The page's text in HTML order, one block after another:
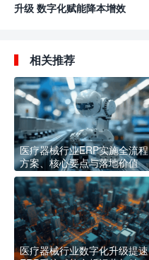
升级 数字化赋能降本增效
相关推荐
医疗器械行业ERP实施全流程
方案、核心要点与落地价值
医疗器械行业数字化升级提速